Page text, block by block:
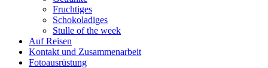
Fruchtiges
Schokoladiges
Stulle of the week
Auf Reisen
Kontakt und Zusammenarbeit
Fotoausrüstung